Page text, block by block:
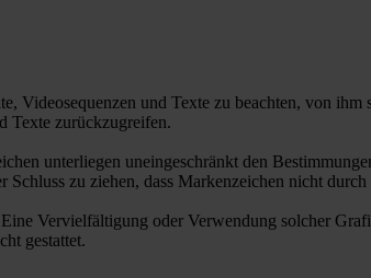
und Texte zu beachten, von ihm
Texte zurückzugreifen.
unterliegen uneingeschränkt den
zu ziehen, dass Markenzeichen nicht
Vervielfältigung oder Verwendung solcher
gestattet.